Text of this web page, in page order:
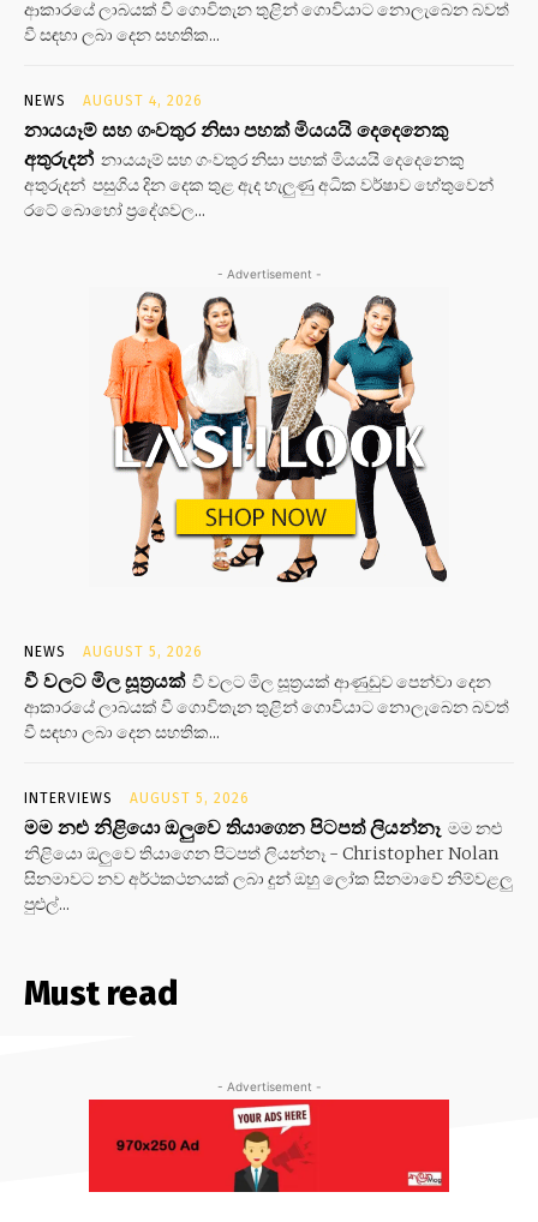
ආකාරයේ ලාබයක් වී ගොවිතැන තුළින් ගොවියාට නොලැබෙන බවත්
වී සඳහා ලබා දෙන සහතික...
NEWS AUGUST 4, 2026
නායයෑම් සහ ගංවතුර නිසා පහක් මියයයි දෙදෙනෙකු
අතුරුදන් නායයෑම් සහ ගංවතුර නිසා පහක් මියයයි දෙදෙනෙකු
අතුරුදන් පසුගිය දින දෙක තුළ ඇද හැලුණු අධික වර්ෂාව හේතුවෙන්
රටේ බොහෝ ප්‍රදේශවල...
- Advertisement -
NEWS AUGUST 5, 2026
වී වලට මිල සූත්‍රයක් වී වලට මිල සූත්‍රයක් ආණුඩුව පෙන්වා දෙන
ආකාරයේ ලාබයක් වී ගොවිතැන තුළින් ගොවියාට නොලැබෙන බවත්
වී සඳහා ලබා දෙන සහතික...
INTERVIEWS AUGUST 5, 2026
මම නළු නිළියො ඔලුවෙ තියාගෙන පිටපත් ලියන්නෑ මම නළු
නිළියො ඔලුවෙ තියාගෙන පිටපත් ලියන්නෑ - Christopher Nolan
සිනමාවට නව අර්ථකථනයක් ලබා දුන් ඔහු ලෝක සිනමාවේ නිම්වළලු
පුළුල්...
Must read
- Advertisement -